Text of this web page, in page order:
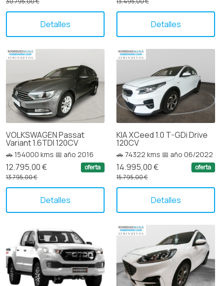
Detalles Detalles
VOLKSWAGEN Passat
Variant 1.6TDI 120CV
🚗 154000 kms 📅 año 2016
12.795,00 €
13.795,00 €
oferta
Detalles
KIA XCeed 1.0 T-GDi Drive
120CV
🚗 74322 kms 📅 año 06/2022
14.995,00 €
15.795,00 €
oferta
Detalles